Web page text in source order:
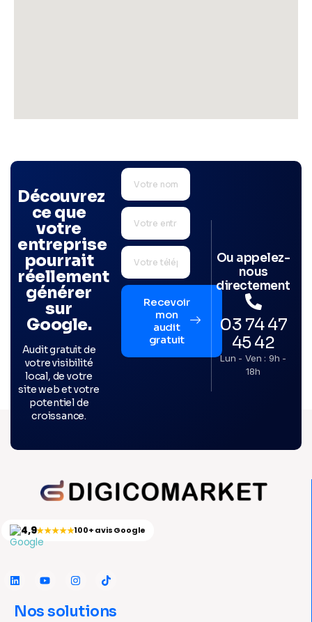
Découvrez
ce que
votre
entreprise
pourrait
réellement
générer
sur
Google.
Audit gratuit de
votre visibilité
local, de votre
site web et votre
potentiel de
croissance.
Recevoir
mon
audit
gratuit
Ou appelez-
nous
directement
03 74 47
45 42
Lun - Ven : 9h -
18h
4,9★★★★★100+ avis Google
Nos solutions